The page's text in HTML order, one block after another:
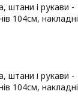
штани і рукави -
104см, накладні
штани і рукави -
104см, накладні